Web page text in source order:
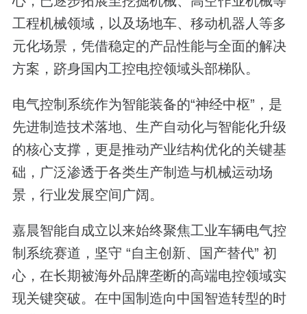
工程机械领域，以及场地车、移动机器人等多
元化场景，凭借稳定的产品性能与全面的解决
方案，跻身国内工控电控领域头部梯队。
电气控制系统作为智能装备的“神经中枢”，是
先进制造技术落地、生产自动化与智能化升级
的核心支撑，更是推动产业结构优化的关键基
础，广泛渗透于各类生产制造与机械运动场
景，行业发展空间广阔。
嘉晨智能自成立以来始终聚焦工业车辆电气控
制系统赛道，坚守 “自主创新、国产替代” 初
心，在长期被海外品牌垄断的高端电控领域实
现关键突破。在中国制造向中国智造转型的时